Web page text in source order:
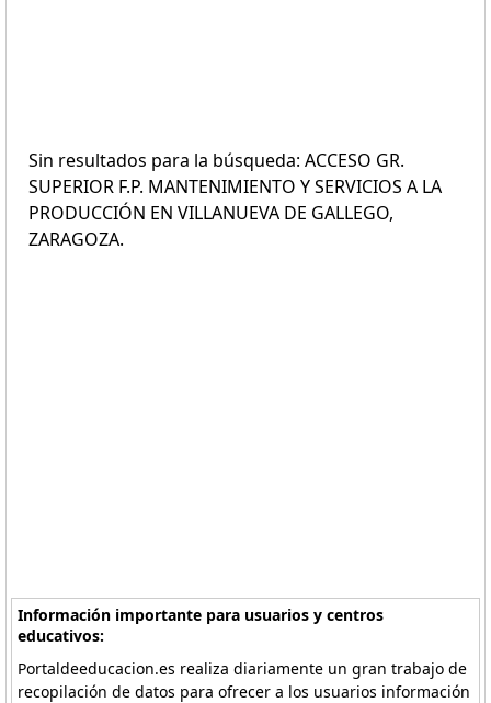
Sin resultados para la búsqueda: ACCESO GR.
SUPERIOR F.P. MANTENIMIENTO Y SERVICIOS A LA
PRODUCCIÓN EN VILLANUEVA DE GALLEGO,
ZARAGOZA.
Información importante para usuarios y centros
educativos:
Portaldeeducacion.es realiza diariamente un gran trabajo de
recopilación de datos para ofrecer a los usuarios información